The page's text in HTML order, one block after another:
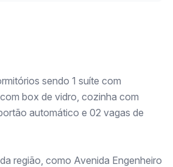
sendo 1 suíte com
box de vidro, cozinha com
automático e 02 vagas de
região, como Avenida Engenheiro